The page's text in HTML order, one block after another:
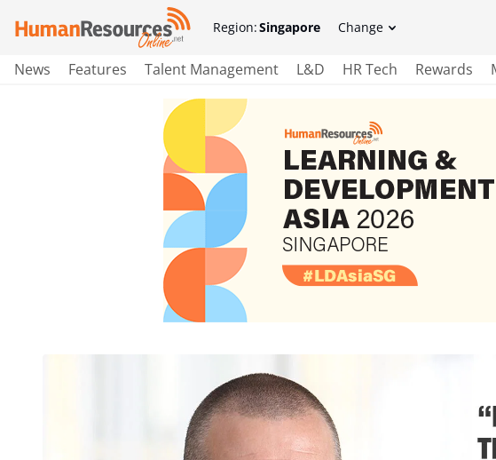
Region:Singapore Change
News Features Talent Management L&D HR Tech Rewards